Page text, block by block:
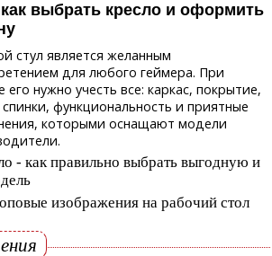
выбрать кресло и оформить
стул является желанным
для любого геймера. При
его нужно учесть все: каркас, покрытие,
функциональность и приятные
которыми оснащают модели
- как правильно выбрать выгодную и
изображения на рабочий стол